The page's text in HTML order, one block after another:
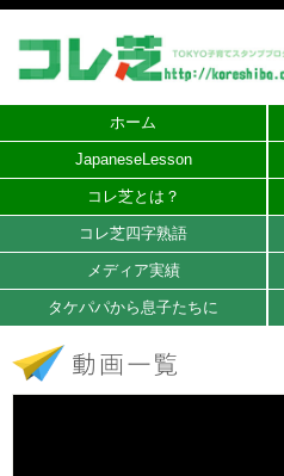
ホーム
JapaneseLesson
コレ芝とは？
コレ芝四字熟語
メディア実績
タケパパから息子たちに